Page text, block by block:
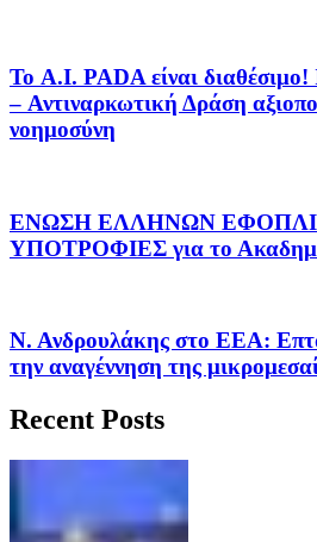
Το A.I. PADA είναι διαθέσιμο!
– Αντιναρκωτική Δράση
νοημοσύνη
ΕΝΩΣΗ ΕΛΛΗΝΩΝ
ΥΠΟΤΡΟΦΙΕΣ για το
Ν. Ανδρουλάκης στο ΕΕΑ:
την αναγέννηση της
Recent Posts